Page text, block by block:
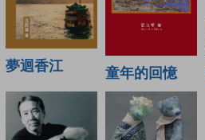
夢迴香江 童年的回憶